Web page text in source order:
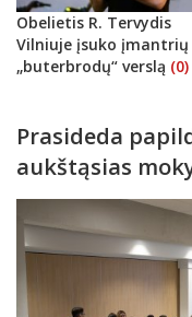
Obelietis R. Tervydis
Vilniuje įsuko įmantrių
„buterbrodų“ verslą (0)
Prasideda
aukštąsias